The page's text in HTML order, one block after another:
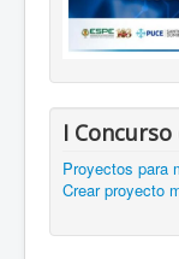
I
Proyectos para
Crear proyecto